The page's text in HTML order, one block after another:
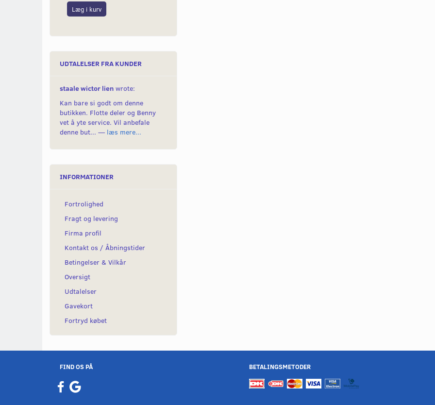
Læg i kurv
UDTALELSER FRA KUNDER
staale wictor lien wrote:
Kan bare si godt om denne
butikken. Flotte deler og Benny
vet å yte service. Vil anbefale
denne but... — læs mere...
INFORMATIONER
Fortrolighed
Fragt og levering
Firma profil
Kontakt os / Åbningstider
Betingelser & Vilkår
Oversigt
Udtalelser
Gavekort
Fortryd købet
FIND OS PÅ BETALINGSMETODER